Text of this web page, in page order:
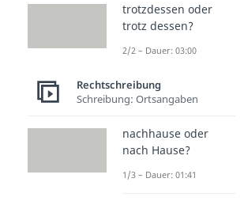
trotzdessen oder
trotz dessen?
2/2 – Dauer: 03:00
Rechtschreibung
Schreibung: Ortsangaben
nachhause oder
nach Hause?
1/3 – Dauer: 01:41